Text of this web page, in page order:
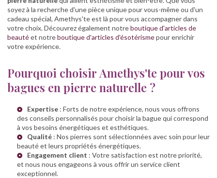
soyez à la recherche d'une pièce unique pour vous-même ou d'un
cadeau spécial, Amethys'te est là pour vous accompagner dans
votre choix. Découvrez également notreboutique d'articles de
beautéet notreboutique d'articles d'ésotérismepour enrichir
votre expérience.
Pourquoi choisir Amethys'te pour vos
bagues en pierre naturelle ?
Expertise : Forts de notre expérience, nous vous offrons
des conseils personnalisés pour choisir la bague qui correspond
à vos besoins énergétiques et esthétiques.
Qualité : Nos pierres sont sélectionnées avec soin pour leur
beauté et leurs propriétés énergétiques.
Engagement client : Votre satisfaction est notre priorité,
et nous nous engageons à vous offrir un service client
exceptionnel.